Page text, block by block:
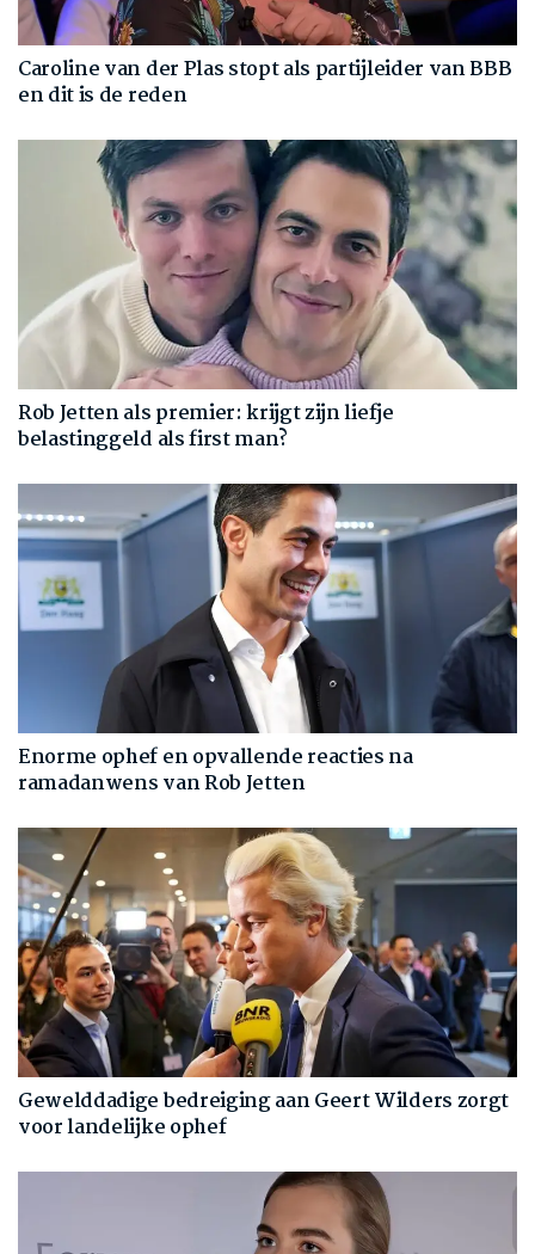
Caroline van der Plas stopt als partijleider van BBB
en dit is de reden
Rob Jetten als premier: krijgt zijn liefje
belastinggeld als first man?
Enorme ophef en opvallende reacties na
ramadanwens van Rob Jetten
Gewelddadige bedreiging aan Geert Wilders zorgt
voor landelijke ophef